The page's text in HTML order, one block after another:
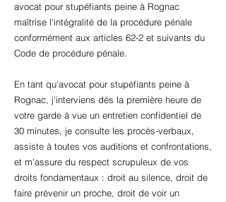
avocat pour stupéfiants peine à Rognac
maîtrise l'intégralité de la procédure pénale
conformément aux articles 62-2 et suivants du
Code de procédure pénale.
En tant qu'avocat pour stupéfiants peine à
Rognac, j'interviens dès la première heure de
votre garde à vue un entretien confidentiel de
30 minutes, je consulte les procès-verbaux,
assiste à toutes vos auditions et confrontations,
et m'assure du respect scrupuleux de vos
droits fondamentaux : droit au silence, droit de
faire prévenir un proche, droit de voir un